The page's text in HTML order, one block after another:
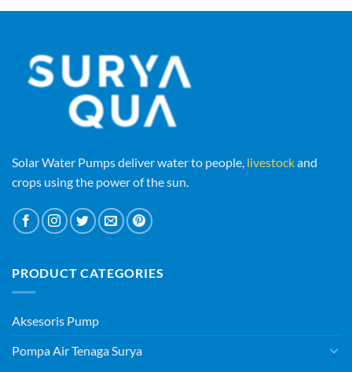
Solar Water Pumps deliver water to people, livestockand
crops using the power of the sun.
PRODUCT CATEGORIES
Aksesoris Pump
Pompa Air Tenaga Surya